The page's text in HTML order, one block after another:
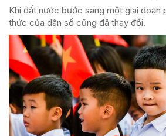
Khi đất nước bước sang một giai đoạn
thức của dân số cũng đã thay đổi.